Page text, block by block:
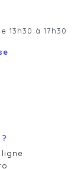
13h30 à 17h30